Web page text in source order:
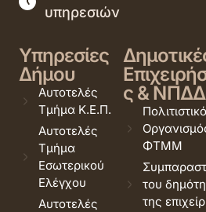
υπηρεσιών
Υπηρεσίες
Δήμου
Αυτοτελές
Τμήμα Κ.Ε.Π.
Αυτοτελές
Τμήμα
Εσωτερικού
Ελέγχου
Αυτοτελές
ς & ΝΠΔΔ
ΦΤΜΜ
του
της